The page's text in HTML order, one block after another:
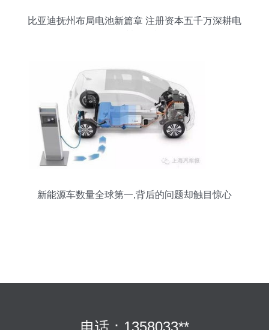
比亚迪抚州布局电池新篇章 注册资本五千万深耕电
新能源车数量全球第一,背后的问题却触目惊心
电话：1358033**